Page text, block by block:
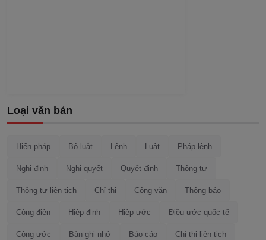
Loại văn bản
Hiến pháp Bộ luật Lệnh Luật Pháp lệnh
Nghị định Nghị quyết Quyết định Thông tư
Thông tư liên tịch Chỉ thị Công văn Thông báo
Công điện Hiệp định Hiệp ước Điều ước quốc tế
Công ước Bản ghi nhớ Báo cáo Chỉ thị liên tịch